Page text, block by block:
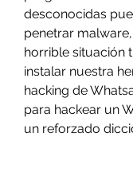
desconocidas
penetrar
horrible situación
instalar nuestra
hacking de
para hackear un
un reforzado